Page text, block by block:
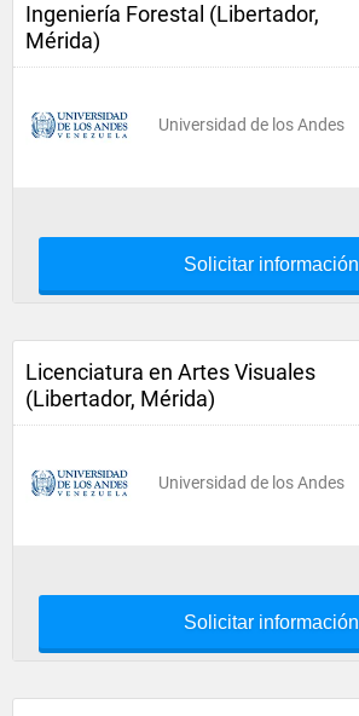
Ingeniería Forestal (Libertador,
Mérida)
Universidad de los Andes
Solicitar información
Licenciatura en Artes Visuales
(Libertador, Mérida)
Universidad de los Andes
Solicitar información